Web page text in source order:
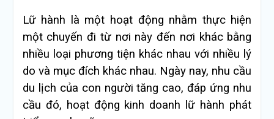
Lữ hành là một hoạt động nhằm thực hiện
một chuyến đi từ nơi này đến nơi khác bằng
nhiều loại phương tiện khác nhau với nhiều lý
do và mục đích khác nhau. Ngày nay, nhu cầu
du lịch của con người tăng cao, đáp ứng nhu
cầu đó, hoạt động kinh doanh lữ hành phát